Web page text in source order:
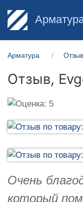
Арматура
Отзыв,
Очень
который